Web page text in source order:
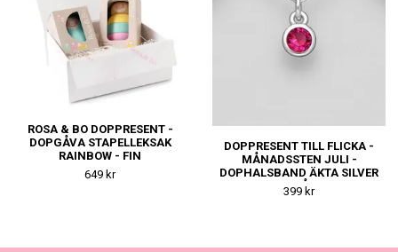
ROSA & BO DOPPRESENT -
DOPGÅVA STAPELLEKSAK
RAINBOW - FIN
NAMNGIVNINGSPRESENT
TILL FLICKA
649 kr
DOPPRESENT TILL FLICKA -
MÅNADSSTEN JULI -
DOPHALSBAND ÄKTA SILVER
- FIN DOPGÅVA ELLER
NAMNGIVNINGSPRESENT
399 kr